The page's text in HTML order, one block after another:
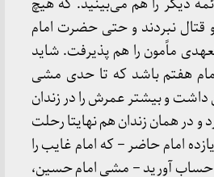
نبردند و حتی حضرت امام
ماًمون را هم پذیرفت. شاید
هفتم باشد که تا حدی مشی
و بیشتر عمرش را در زندان
و در همان زندان هم نهایتا رحلت
امام حاضر – که امام غایب را
حساب آورید – مشی امام حسین،